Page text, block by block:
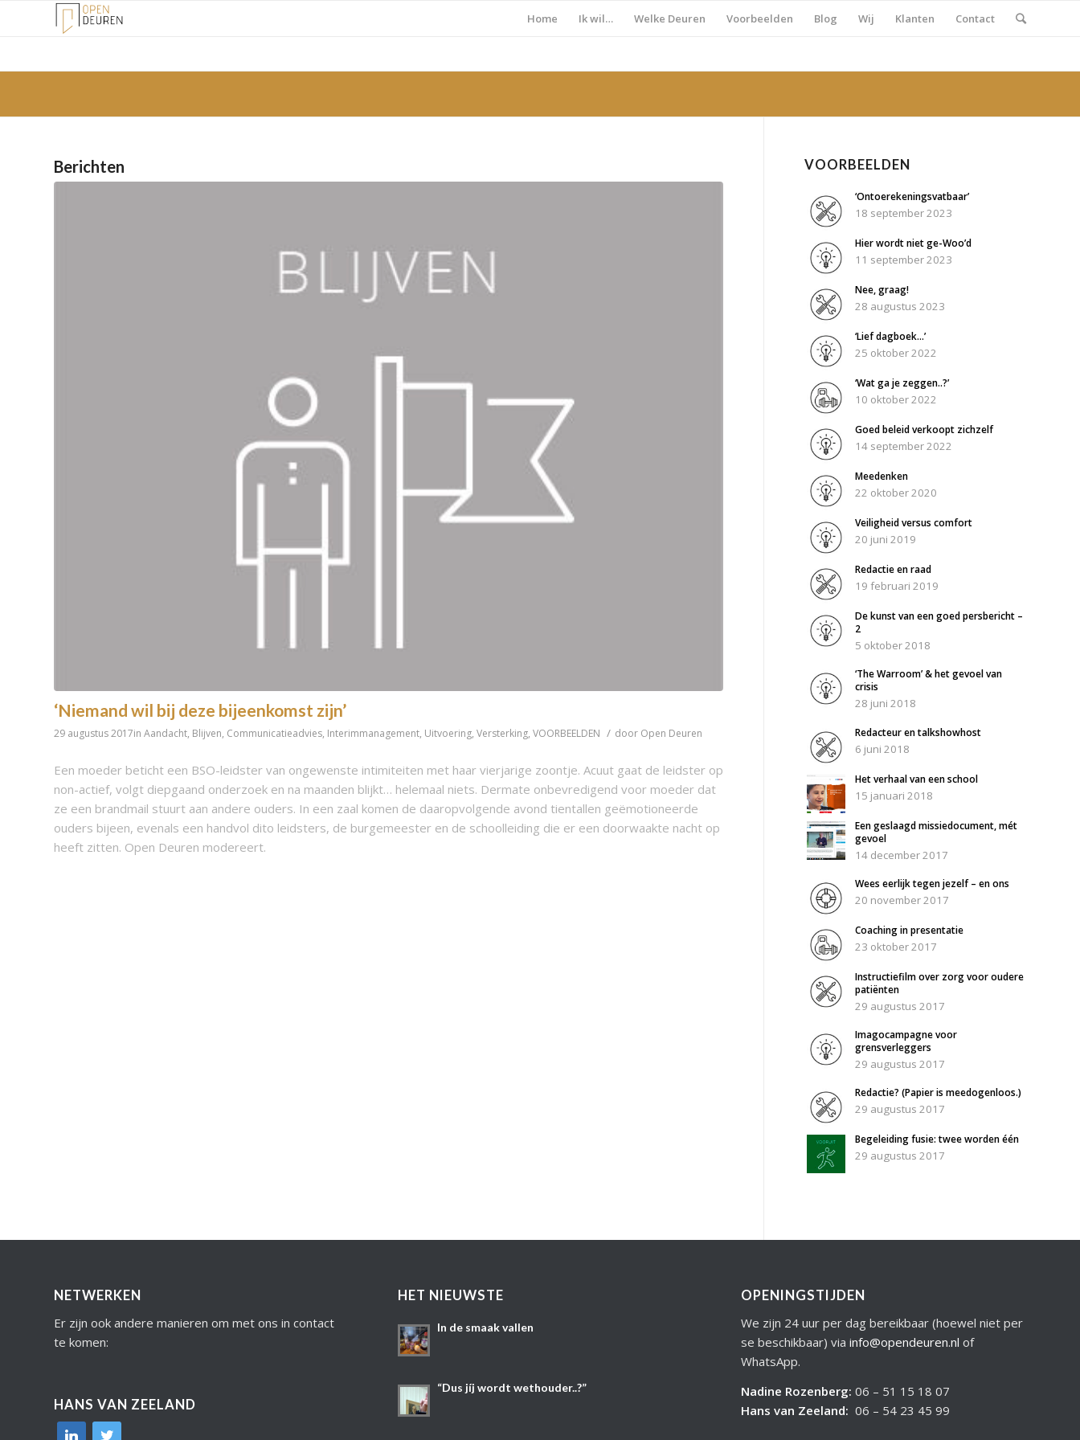
Home Ik wil… Welke Deuren Voorbeelden Blog Wij Klanten Contact
Berichten
‘Niemand wil bij deze bijeenkomst zijn’
29 augustus 2017in Aandacht, Blijven, Communicatieadvies, Interimmanagement, Uitvoering, Versterking, VOORBEELDEN / door Open Deuren
Een moeder beticht een BSO-leidster van ongewenste intimiteiten met haar vierjarige zoontje. Acuut gaat de leidster op
non-actief, volgt diepgaand onderzoek en na maanden blijkt… helemaal niets. Dermate onbevredigend voor moeder dat
ze een brandmail stuurt aan andere ouders. In een zaal komen de daaropvolgende avond tientallen geëmotioneerde
ouders bijeen, evenals een handvol dito leidsters, de burgemeester en de schoolleiding die er een doorwaakte nacht op
heeft zitten. Open Deuren modereert.
VOORBEELDEN
‘Ontoerekeningsvatbaar’
18 september 2023
Hier wordt niet ge-Woo’d
11 september 2023
Nee, graag!
28 augustus 2023
‘Lief dagboek…’
25 oktober 2022
‘Wat ga je zeggen..?’
10 oktober 2022
Goed beleid verkoopt zichzelf
14 september 2022
Meedenken
22 oktober 2020
Veiligheid versus comfort
20 juni 2019
Redactie en raad
19 februari 2019
De kunst van een goed persbericht –
2
5 oktober 2018
‘The Warroom’ & het gevoel van
crisis
28 juni 2018
Redacteur en talkshowhost
6 juni 2018
Het verhaal van een school
15 januari 2018
Een geslaagd missiedocument, mét
gevoel
14 december 2017
Wees eerlijk tegen jezelf – en ons
20 november 2017
Coaching in presentatie
23 oktober 2017
Instructiefilm over zorg voor oudere
patiënten
29 augustus 2017
Imagocampagne voor
grensverleggers
29 augustus 2017
Redactie? (Papier is meedogenloos.)
29 augustus 2017
Begeleiding fusie: twee worden één
29 augustus 2017
NETWERKEN
Er zijn ook andere manieren om met ons in contact
te komen:
HANS VAN ZEELAND
linkedin
twitter
HET NIEUWSTE
In de smaak vallen
“Dus jíj wordt wethouder..?”
OPENINGSTIJDEN
We zijn 24 uur per dag bereikbaar (hoewel niet per
se beschikbaar) viainfo@opendeuren.nl of
WhatsApp.
Nadine Rozenberg:06 – 51 15 18 07
Hans van Zeeland:06 – 54 23 45 99